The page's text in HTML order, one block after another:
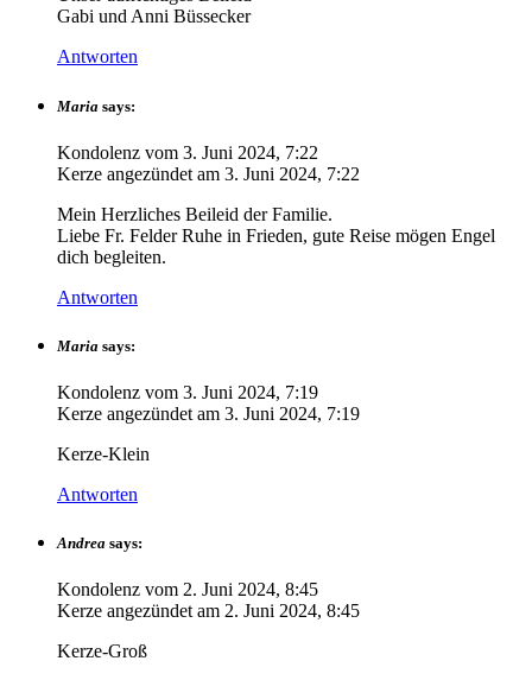
Gabi und Anni Büssecker
Antworten
Maria says:
Kondolenz vom 3. Juni 2024, 7:22
Kerze angezündet am 3. Juni 2024, 7:22
Mein Herzliches Beileid der Familie.
Liebe Fr. Felder Ruhe in Frieden, gute Reise mögen Engel
dich begleiten.
Antworten
Maria says:
Kondolenz vom 3. Juni 2024, 7:19
Kerze angezündet am 3. Juni 2024, 7:19
Kerze-Klein
Antworten
Andrea says:
Kondolenz vom 2. Juni 2024, 8:45
Kerze angezündet am 2. Juni 2024, 8:45
Kerze-Groß